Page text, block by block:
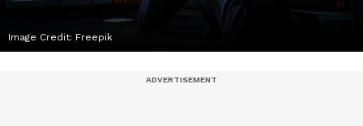
Image Credit: Freepik